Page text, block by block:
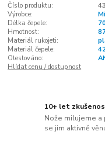
Číslo produktu:
Výrobce:
Délka čepele:
Hmotnost:
Materiál rukojeti:
Materiál čepele:
Otestováno:
Hlídat cenu / dostupnost
10+ let
Nože milujeme a
se jim aktivně